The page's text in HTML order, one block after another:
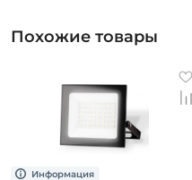
Похожие товары